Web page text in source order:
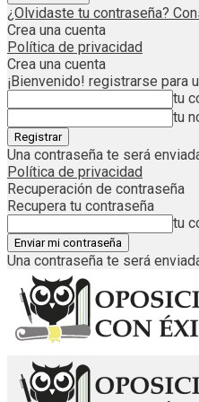
¿Olvidaste tu contraseña?
Crea una cuenta
Política de privacidad
Crea una cuenta
¡Bienvenido! registrarse para
tu
tu
Una contraseña te será
Política de privacidad
Recuperación de contraseña
Recupera tu contraseña
tu
Una contraseña te será